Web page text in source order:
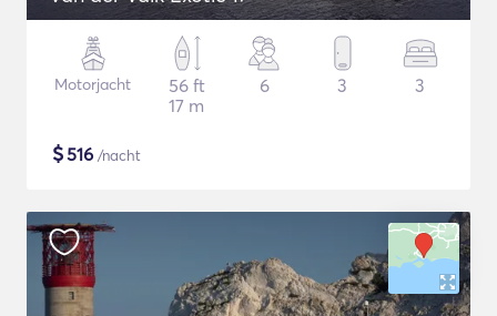
Motorjacht
56 ft
17 m
6 3 3
$516 /nacht